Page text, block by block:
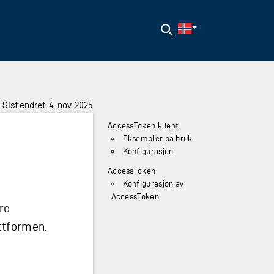
Søk
Sist endret: 4. nov. 2025
AccessToken klient
Eksempler på bruk
Konfigurasjon
AccessToken
Konfigurasjon av
AccessToken